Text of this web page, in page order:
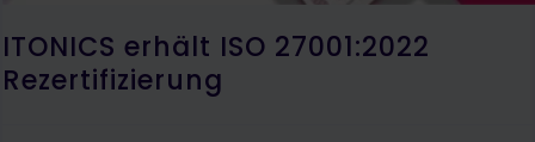
ITONICS erhält ISO 27001:2022
Rezertifizierung